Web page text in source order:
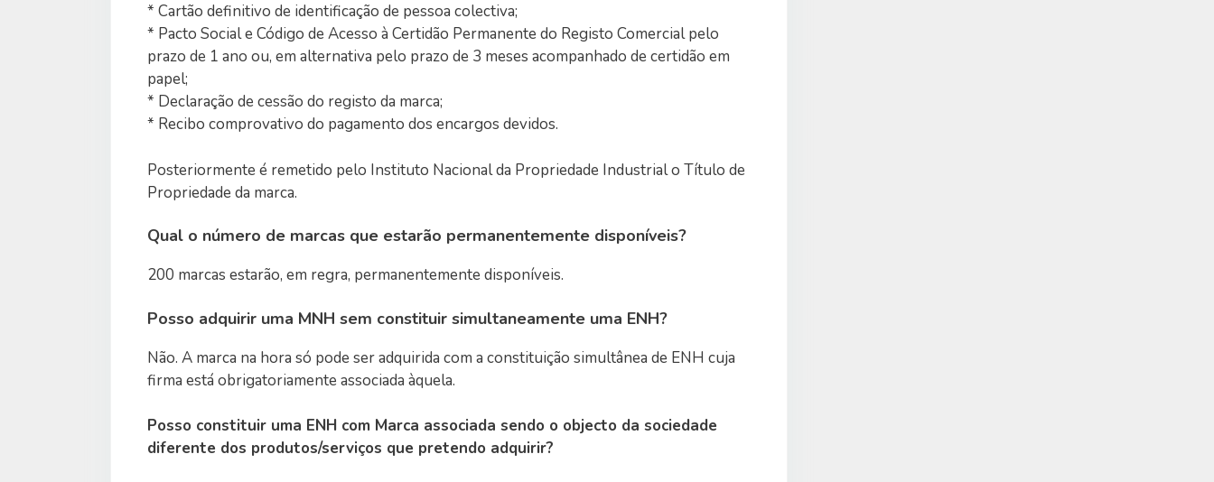
* Cartão definitivo de identificação de pessoa colectiva;
* Pacto Social e Código de Acesso à Certidão Permanente do Registo Comercial pelo
prazo de 1 ano ou, em alternativa pelo prazo de 3 meses acompanhado de certidão em
papel;
* Declaração de cessão do registo da marca;
* Recibo comprovativo do pagamento dos encargos devidos.
Posteriormente é remetido pelo Instituto Nacional da Propriedade Industrial o Título de
Propriedade da marca.
Qual o número de marcas que estarão permanentemente disponíveis?
200 marcas estarão, em regra, permanentemente disponíveis.
Posso adquirir uma MNH sem constituir simultaneamente uma ENH?
Não. A marca na hora só pode ser adquirida com a constituição simultânea de ENH cuja
firma está obrigatoriamente associada àquela.
Posso constituir uma ENH com Marca associada sendo o objecto da sociedade
diferente dos produtos/serviços que pretendo adquirir?